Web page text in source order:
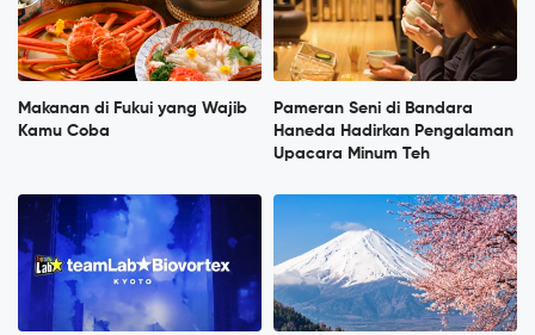
Makanan di Fukui yang Wajib
Kamu Coba
Pameran Seni di Bandara
Haneda Hadirkan Pengalaman
Upacara Minum Teh